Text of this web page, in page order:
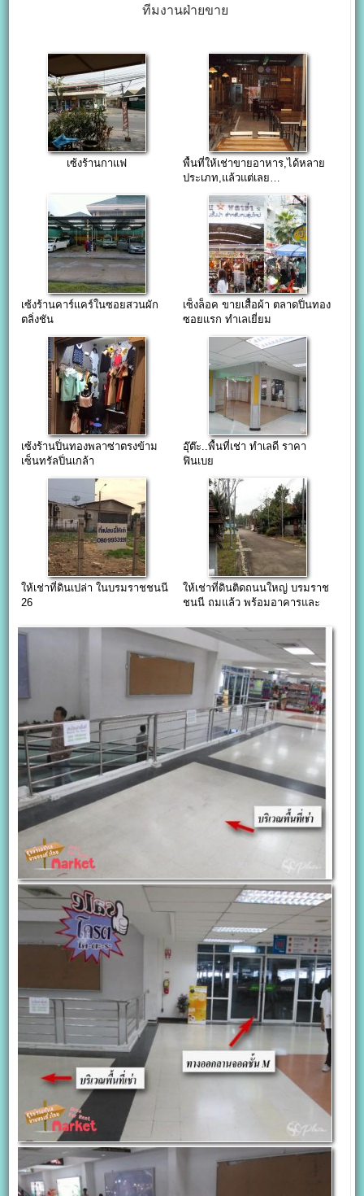
ทีมงานฝ่ายขาย
เซ้งร้านกาแฟ
พื้นที่ให้เช่าขายอาหาร,ได้หลาย
ประเภท,แล้วแต่เลย…
เซ้งร้านคาร์แคร์ในซอยสวนผัก
ตลิ่งชัน
เซ็งล็อค ขายเสื้อผ้า ตลาดปิ่นทอง
ซอยแรก ทำเลเยี่ยม
เซ้งร้านปิ่นทองพลาซ่าตรงข้าม
เซ็นทรัลปิ่นเกล้า
อุ๊ต๊ะ..พื้นที่เช่า ทำเลดี ราคา
ฟินเบย
ให้เช่าที่ดินเปล่า ในบรมราชชนนี
26
ให้เช่าที่ดินติดถนนใหญ่ บรมราช
ชนนี ถมแล้ว พร้อมอาคารและ